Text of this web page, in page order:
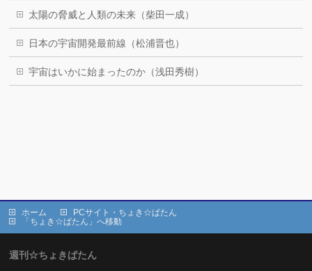
太陽の脅威と人類の未来（柴田一成）
日本の宇宙開発最前線（松浦晋也）
宇宙はいかに始まったのか（浅田秀樹）
ホーム
PCサイト・ちょき☆ぱたん
「ちょき☆ぱたん」へ移動
週刊☆ちょきぱたん